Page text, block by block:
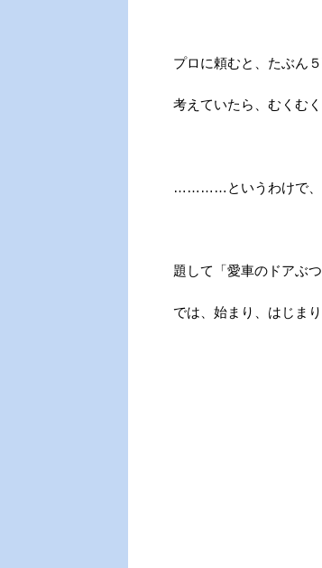
プロに頼むと、たぶん
考えていたら、むくむ
…………というわけで、
題して「愛車のドアぶ
では、始まり、はじまり